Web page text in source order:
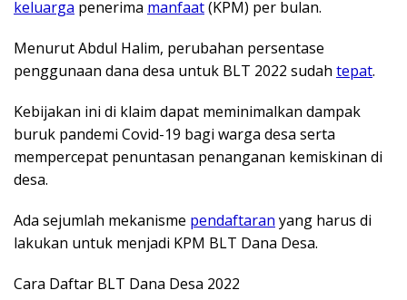
keluarga penerima manfaat(KPM) per bulan.
Menurut Abdul Halim, perubahan persentase
penggunaan dana desa untuk BLT 2022 sudah tepat.
Kebijakan ini di klaim dapat meminimalkan dampak
buruk pandemi Covid-19 bagi warga desa serta
mempercepat penuntasan penanganan kemiskinan di
desa.
Ada sejumlah mekanisme pendaftaran yang harus di
lakukan untuk menjadi KPM BLT Dana Desa.
Cara Daftar BLT Dana Desa 2022